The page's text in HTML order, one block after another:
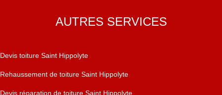
AUTRES SERVICES
Devis toiture Saint Hippolyte
Rehaussement de toiture Saint Hippolyte
Devis réparation de toiture Saint Hippolyte